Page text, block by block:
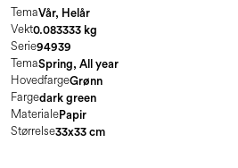
TemaVår, Helår
Vekt0.083333 kg
Serie94939
TemaSpring, All year
HovedfargeGrønn
Fargedark green
MaterialePapir
Størrelse33x33 cm